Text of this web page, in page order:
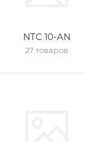
NTC 10-AN
27 товаров